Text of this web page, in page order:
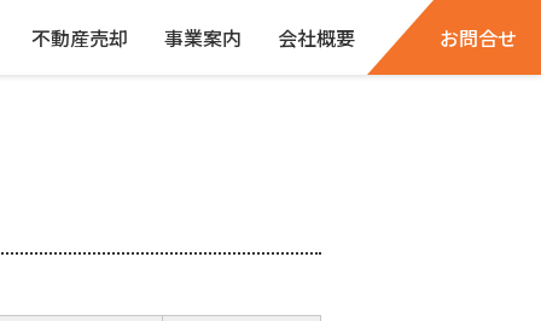
不動産売却 事業案内 会社概要 お問合せ